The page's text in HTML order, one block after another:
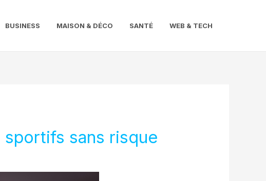
BUSINESS MAISON & DÉCO SANTÉ WEB & TECH
sans risque